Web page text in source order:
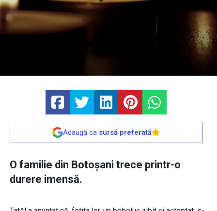
Adaugă ca sursă preferată
O familie din Botoșani trece printr-o
durere imensă.